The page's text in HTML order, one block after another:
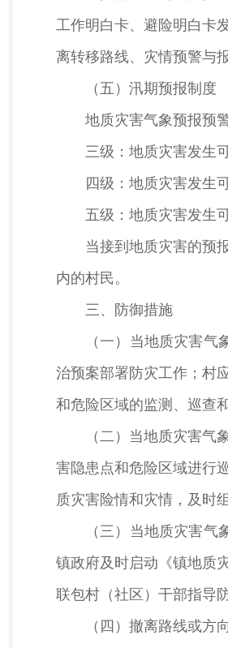
工作明白卡、避险明白卡
离转移路线、灾情预警与
（五）汛期预报制度
地质灾害气象预报预
三级：地质灾害发生
四级：地质灾害发生
五级：地质灾害发生
当接到地质灾害的预
内的村民。
三、防御措施
（一）当地质灾害
治预案部署防灾工作；村
和危险区域的监测、巡查
（二）当地质灾害
害隐患点和危险区域进行
质灾害险情和灾情，及时
（三）当地质灾害
镇政府及时启动《镇地质
联包村（社区）干部指导
（四）撤离路线或方向